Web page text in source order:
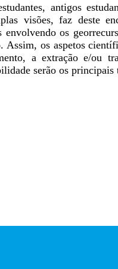
antigos
visões, faz deste
envolvendo os
Assim, os aspetos
a extração e/ou
serão os